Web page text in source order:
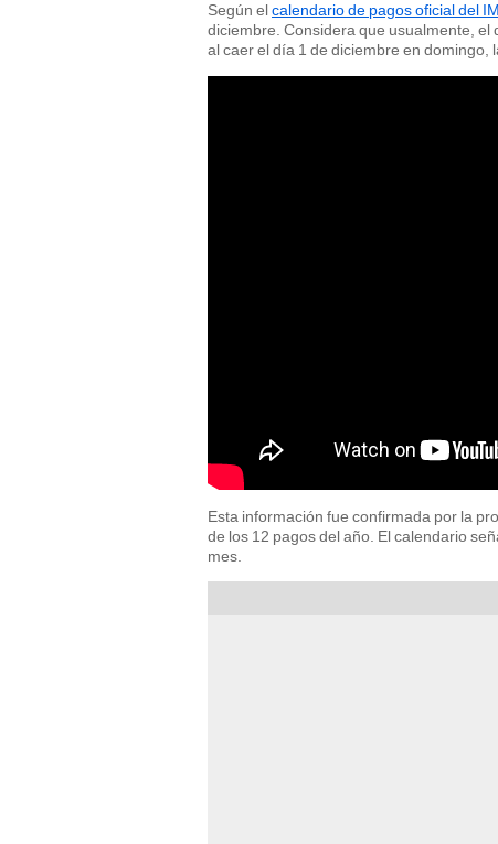
Según elcalendario de pagos oficial del
diciembre. Considera que usualmente, el
al caer el día 1 de diciembre en domingo,
Esta información fue confirmada por la
de los 12 pagos del año. El calendario
mes.